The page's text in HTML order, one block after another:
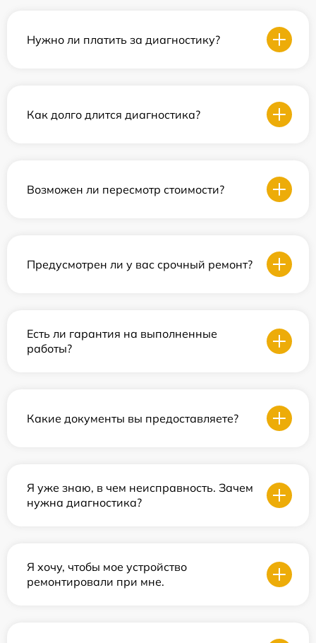
Нужно ли платить за диагностику?
Как долго длится диагностика?
Возможен ли пересмотр стоимости?
Предусмотрен ли у вас срочный ремонт?
Есть ли гарантия на выполненные
работы?
Какие документы вы предоставляете?
Я уже знаю, в чем неисправность. Зачем
нужна диагностика?
Я хочу, чтобы мое устройство
ремонтировали при мне.